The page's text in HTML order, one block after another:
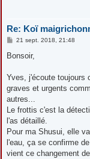
Re: Koï
M
s
g
21 sept. 2018, 21:48
Bonsoir,
Yves, j'écoute toujours
graves et urgents
autres...
Le frottis c'est la
l'as détaillé.
Pour ma Shusui, elle
l'eau, ça se confirme
vient ce changement